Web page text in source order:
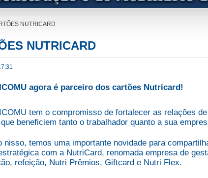
NUTRICARD
NUTRICARD
agora é parceiro dos cartões Nutricard!
tem o compromisso de fortalecer as relações
beneficiem tanto o trabalhador quanto a sua
nisso, temos uma importante novidade para
com a NutriCard, renomada empresa de
refeição, Nutri Prêmios, Giftcard e Nutri Flex.